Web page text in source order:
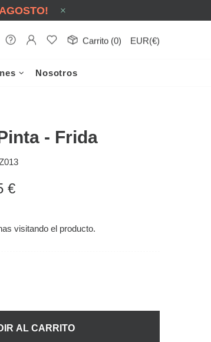
Carrito (0) EUR(€)
Nosotros
- Frida
€
visitando el producto.
AL CARRITO